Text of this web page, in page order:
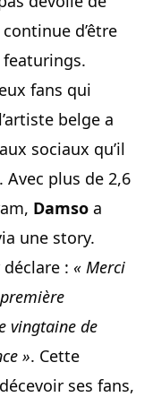
d’être
fans qui
belge a
sociaux qu’il
plus de 2,6
Damso a
une story.
: « Merci
vingtaine de
». Cette
ses fans,